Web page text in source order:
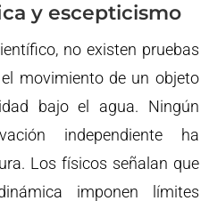
y escepticismo
no existen pruebas
movimiento de un objeto
bajo el agua. Ningún
independiente ha
Los físicos señalan que
imponen límites